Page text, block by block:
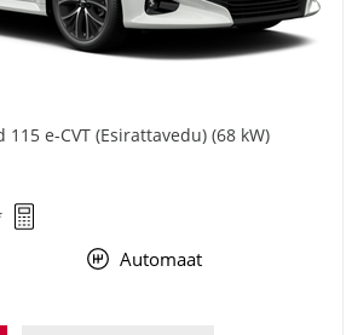
e-CVT (Esirattavedu) (68 kW)
Automaat